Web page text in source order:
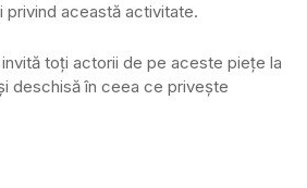
privind această activitate.
toţi actorii de pe aceste pieţe la
deschisă în ceea ce priveşte